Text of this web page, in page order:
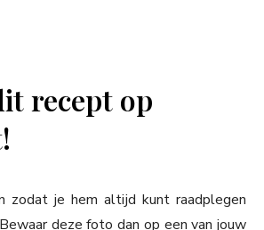
recept op
zodat je hem altijd kunt raadplegen
deze foto dan op een van jouw